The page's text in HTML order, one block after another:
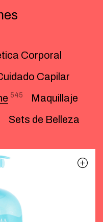
Corporal
Capilar
545
Maquillaje
Sets de Belleza